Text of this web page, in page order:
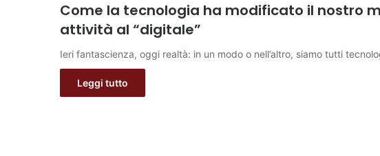
Come la tecnologia ha modificato il nostro
attività al “digitale”
Ieri fantascienza, oggi realtà: in un modo o nell’altro, siamo tutti
Leggi tutto